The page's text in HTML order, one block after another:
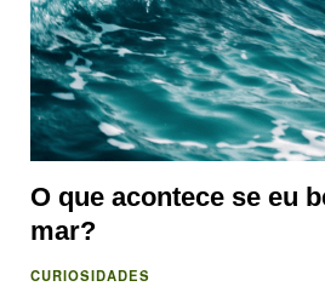
O que acontece se eu
mar?
CURIOSIDADES